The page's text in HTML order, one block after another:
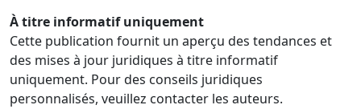
À titre informatif uniquement
Cette publication fournit un aperçu des tendances et
des mises à jour juridiques à titre informatif
uniquement. Pour des conseils juridiques
personnalisés, veuillez contacter les auteurs.